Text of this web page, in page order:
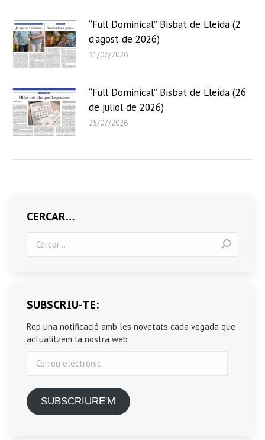
“Full Dominical” Bisbat de Lleida (2
d’agost de 2026)
31/07/2026
“Full Dominical” Bisbat de Lleida (26
de juliol de 2026)
25/07/2026
CERCAR…
SUBSCRIU-TE:
Rep una notificació amb les novetats cada vegada que
actualitzem la nostra web
electrònic
SUBSCRIURE'M